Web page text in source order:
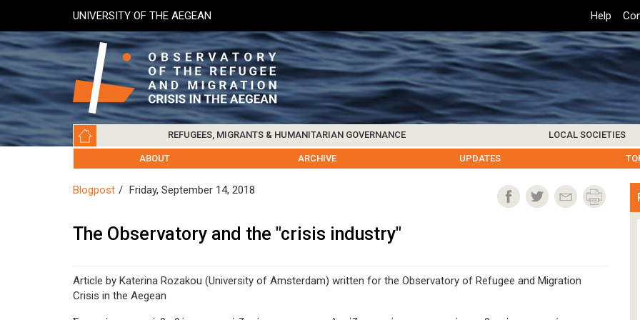
main
content
UNIVERSITY OF THE AEGEAN
Top
Header
Menu
Help
Main
navigation
ABOUT ARCHIVE UPDATES
REFUGEES, MIGRANTS & HUMANITARIAN GOVERNANCE
REFUGEES & MIGRANTS CENTERS & FACILITIES
LOCAL SOCIETIES
LESVOS SOCIETY CHIOS SOCIETY
UNIVERSITY OF THE AEGEAN GREEK INSTITUTIONS FOREIGN INSTITUTIONS
Blogpost Friday, September 14, 2018
The Observatory and the "crisis industry"
Article by Katerina Rozakou (University of Amsterdam) written for the Observatory of Refugee and Migration
Crisis in the Aegean